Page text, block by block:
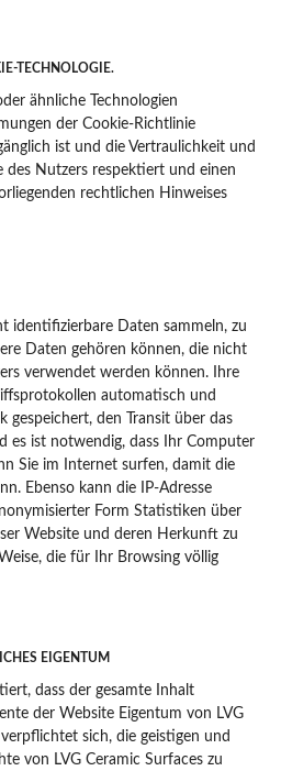
TECHNOLOGIE.
ähnliche Technologien
der Cookie-Richtlinie
ist und die Vertraulichkeit und
des Nutzers respektiert und einen
rechtlichen Hinweises
identifizierbare Daten sammeln, zu
Daten gehören können, die nicht
verwendet werden können. Ihre
automatisch und
gespeichert, den Transit über das
es ist notwendig, dass Ihr Computer
Sie im Internet surfen, damit die
Ebenso kann die IP-Adresse
Form Statistiken über
Website und deren Herkunft zu
die für Ihr Browsing völlig
EIGENTUM
dass der gesamte Inhalt
der Website Eigentum von LVG
sich, die geistigen und
von LVG Ceramic Surfaces zu